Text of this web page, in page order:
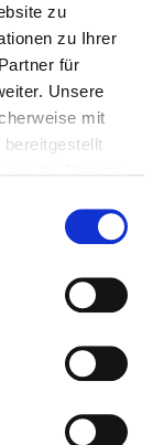
zu
zu Ihrer
für
Unsere
mit